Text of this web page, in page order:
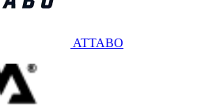
ATTABO